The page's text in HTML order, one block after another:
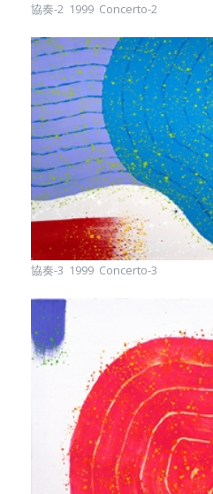
協奏-2 1999 Concerto-2
協奏-3 1999 Concerto-3